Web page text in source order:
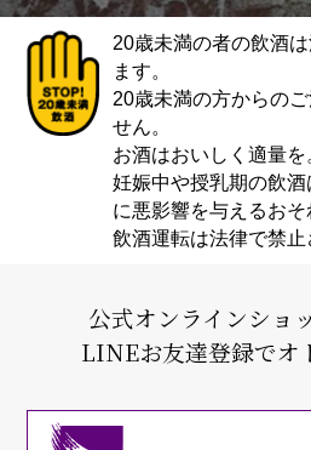
20歳未満の者の飲酒
ます。
20歳未満の方からの
せん。
お酒はおいしく適量を
妊娠中や授乳期の飲
に悪影響を与えるおそ
飲酒運転は法律で禁止
公式オンラインショ
LINEお友達登録でオ